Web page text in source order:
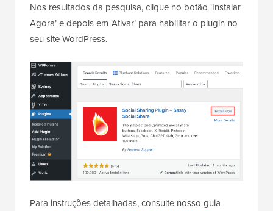
Nos resultados da pesquisa, clique no botão ‘Instalar
Agora’ e depois em ‘Ativar’ para habilitar o plugin no
seu site WordPress.
Para instruções detalhadas, consulte nosso guia